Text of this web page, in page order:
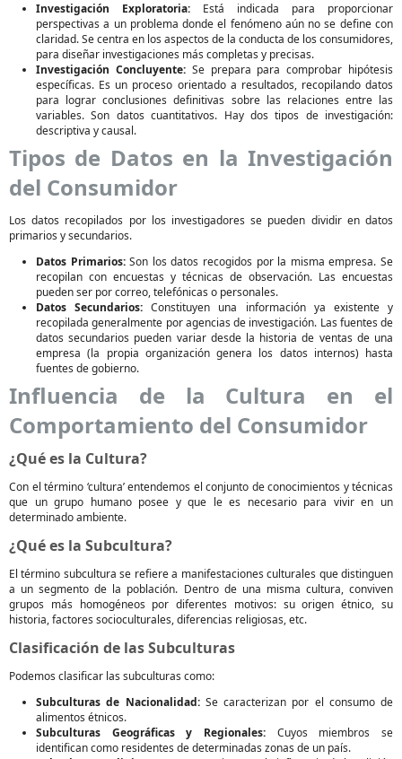
Investigación Exploratoria: Está indicada para proporcionar
perspectivas a un problema donde el fenómeno aún no se define con
claridad. Se centra en los aspectos de la conducta de los consumidores,
para diseñar investigaciones más completas y precisas.
Investigación Concluyente:Se prepara para comprobar hipótesis
específicas. Es un proceso orientado a resultados, recopilando datos
para lograr conclusiones definitivas sobre las relaciones entre las
variables. Son datos cuantitativos. Hay dos tipos de investigación:
descriptiva y causal.
Tipos de Datos en la Investigación
del Consumidor
Los datos recopilados por los investigadores se pueden dividir en datos
primarios y secundarios.
Datos Primarios:Son los datos recogidos por la misma empresa. Se
recopilan con encuestas y técnicas de observación. Las encuestas
pueden ser por correo, telefónicas o personales.
Datos Secundarios: Constituyen una información ya existente y
recopilada generalmente por agencias de investigación. Las fuentes de
datos secundarios pueden variar desde la historia de ventas de una
empresa (la propia organización genera los datos internos) hasta
fuentes de gobierno.
Influencia de la Cultura en el
Comportamiento del Consumidor
¿Qué es la Cultura?
Con el término ‘cultura’ entendemos el conjunto de conocimientos y técnicas
que un grupo humano posee y que le es necesario para vivir en un
determinado ambiente.
¿Qué es la Subcultura?
El término subcultura se refiere a manifestaciones culturales que distinguen
a un segmento de la población. Dentro de una misma cultura, conviven
grupos más homogéneos por diferentes motivos: su origen étnico, su
historia, factores socioculturales, diferencias religiosas, etc.
Clasificación de las Subculturas
Podemos clasificar las subculturas como:
Subculturas de Nacionalidad:Se caracterizan por el consumo de
alimentos étnicos.
Subculturas Geográficas y Regionales: Cuyos miembros se
identifican como residentes de determinadas zonas de un país.